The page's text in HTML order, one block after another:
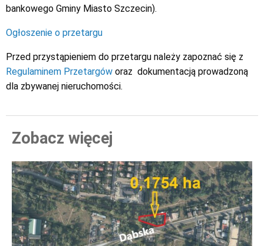
bankowego Gminy Miasto Szczecin).
Ogłoszenie o przetargu
Przed przystąpieniem do przetargu należy zapoznać się z
Regulaminem Przetargów oraz dokumentacją prowadzoną
dla zbywanej nieruchomości.
Zobacz więcej